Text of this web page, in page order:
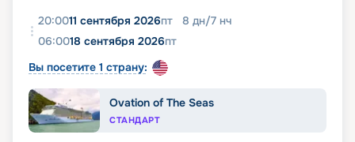
20:0011 сентября 2026пт 8 дн/7 нч
06:0018 сентября 2026пт
Вы посетите 1 страну:
Ovation of The Seas
СТАНДАРТ